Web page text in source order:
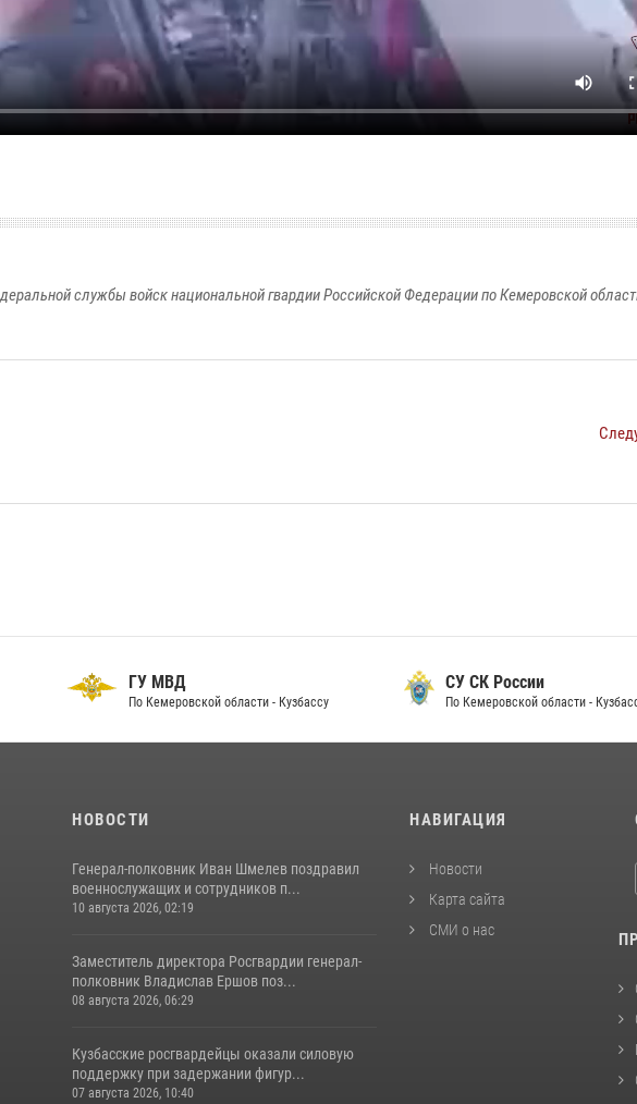
службы войск национальной гвардии Российской Федерации по Кемеровской
ГУ МВД
По Кемеровской области - Кузбассу
СУ СК России
По Кемеровской области -
НОВОСТИ
Генерал-полковник Иван Шмелев поздравил
военнослужащих и сотрудников п...
10 августа 2026, 02:19
Заместитель директора Росгвардии генерал-
полковник Владислав Ершов поз...
08 августа 2026, 06:29
Кузбасские росгвардейцы оказали силовую
поддержку при задержании фигур...
07 августа 2026, 10:40
НАВИГАЦИЯ
Новости
Карта сайта
СМИ о нас